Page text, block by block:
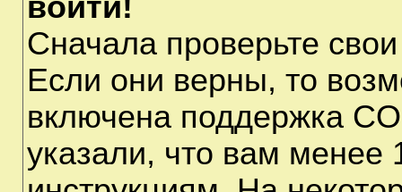
войти!
Сначала проверьте
Если они верны, то
включена поддержка
указали, что вам менее